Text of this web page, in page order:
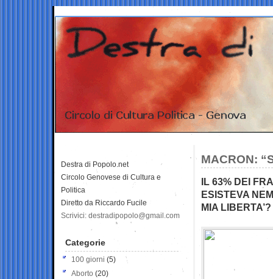
MACRON:
IL 63% DEI
ESISTEVA
MIA
Destra di Popolo.net
Circolo Genovese di Cultura e
Politica
Diretto da Riccardo Fucile
Scrivici: destradipopolo@gmail.com
Categorie
100 giorni (5)
Aborto (20)